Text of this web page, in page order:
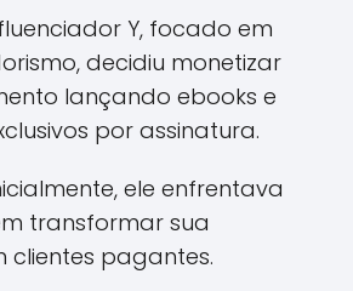
Y, focado em
decidiu monetizar
lançando ebooks e
por assinatura.
ele enfrentava
transformar sua
clientes pagantes.